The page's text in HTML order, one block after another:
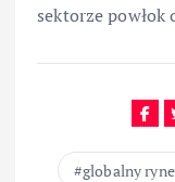
sektorze powłok
globalny